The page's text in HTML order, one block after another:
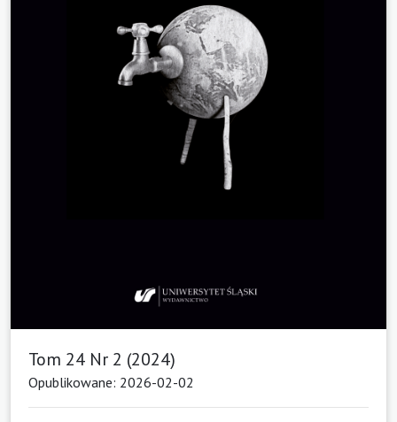
Tom 24 Nr 2 (2024)
Opublikowane: 2026-02-02